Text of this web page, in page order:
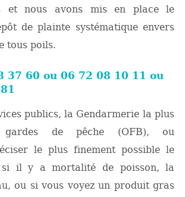
et nous avons mis en place le
de plainte systématique envers
tous poils.
37 60 ou 06 72 08 10 11 ou
publics, la Gendarmerie la plus
de pêche (OFB), ou
le plus finement possible le
si il y a mortalité de poisson, la
ou si vous voyez un produit gras